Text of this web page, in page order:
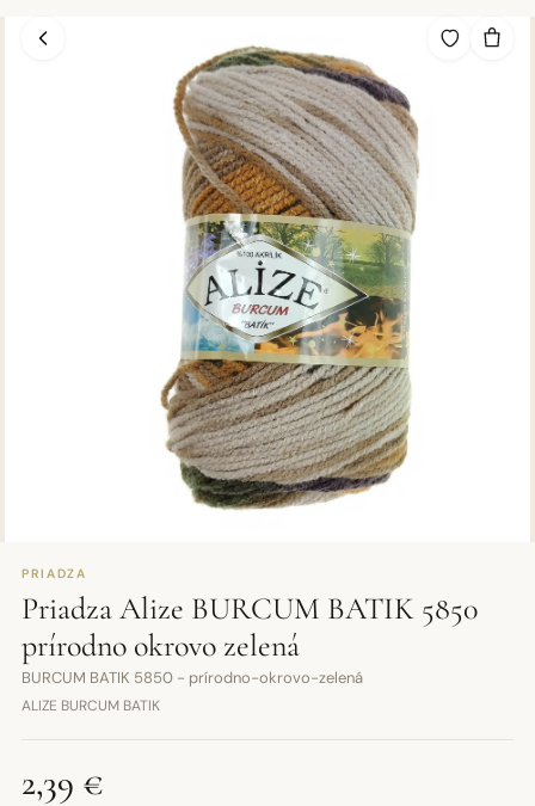
PRIADZA
Priadza Alize BURCUM BATIK 5850
prírodno okrovo zelená
BURCUM BATIK 5850 - prírodno-okrovo-zelená
ALIZE BURCUM BATIK
2,39 €